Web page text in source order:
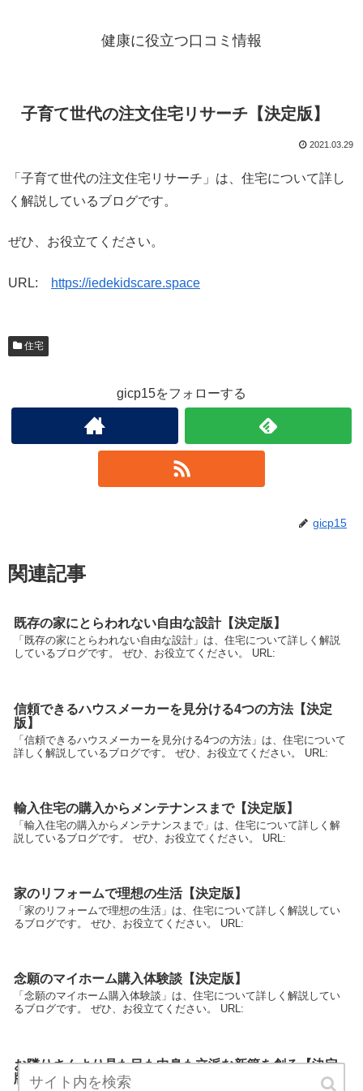
健康に役立つ口コミ情報
子育て世代の注文住宅リサーチ【決定版】
2021.03.29
「子育て世代の注文住宅リサーチ」は、住宅について詳し
く解説しているブログです。
ぜひ、お役立てください。
URL: https://iedekidscare.space
住宅
gicp15をフォローする
gicp15
関連記事
既存の家にとらわれない自由な設計【決定版】
「既存の家にとらわれない自由な設計」は、住宅について詳しく解説
しているブログです。 ぜひ、お役立てください。 URL:
信頼できるハウスメーカーを見分ける4つの方法【決定
版】
「信頼できるハウスメーカーを見分ける4つの方法」は、住宅について
詳しく解説しているブログです。 ぜひ、お役立てください。 URL:
輸入住宅の購入からメンテナンスまで【決定版】
「輸入住宅の購入からメンテナンスまで」は、住宅について詳しく解
説しているブログです。 ぜひ、お役立てください。 URL:
家のリフォームで理想の生活【決定版】
「家のリフォームで理想の生活」は、住宅について詳しく解説してい
るブログです。 ぜひ、お役立てください。 URL:
念願のマイホーム購入体験談【決定版】
「念願のマイホーム購入体験談」は、住宅について詳しく解説してい
るブログです。 ぜひ、お役立てください。 URL:
お隣りさんより見た目も中身も立派な新築を創る【決定
版】